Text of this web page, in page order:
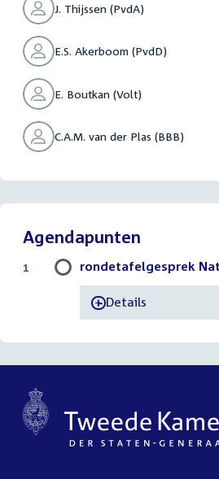
J. Thijssen (PvdA)
E.S. Akerboom (PvdD)
E. Boutkan (Volt)
C.A.M. van der Plas (BBB)
Agendapunten
rondetafelgesprek
-Details
1